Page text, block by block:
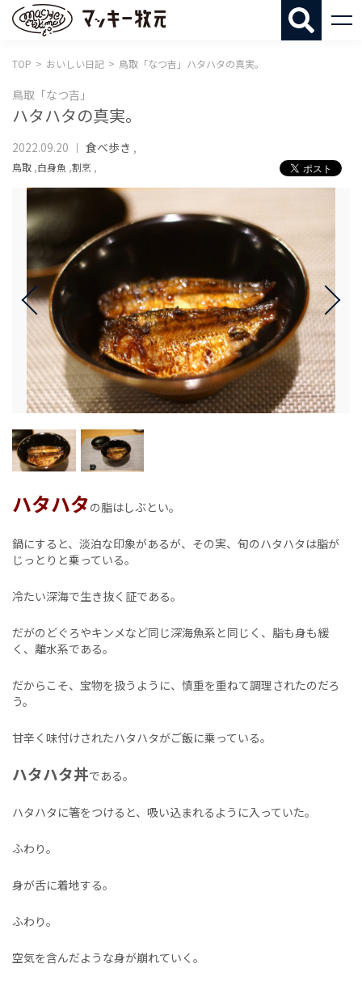
TOP おいしい日記 鳥取「なつ吉」ハタハタの真実。
鳥取「なつ吉」
ハタハタの真実。
2022.09.20 食べ歩き ,
鳥取 ,白身魚 ,割烹 ,
ハタハタの脂はしぶとい。
鍋にすると、淡泊な印象があるが、その実、旬のハタハタは脂が
じっとりと乗っている。
冷たい深海で生き抜く証である。
だがのどぐろやキンメなど同じ深海魚系と同じく、脂も身も緩
く、離水系である。
だからこそ、宝物を扱うように、慎重を重ねて調理されたのだろ
う。
甘辛く味付けされたハタハタがご飯に乗っている。
ハタハタ丼である。
ハタハタに箸をつけると、吸い込まれるように入っていた。
ふわり。
身が舌に着地する。
ふわり。
空気を含んだような身が崩れていく。